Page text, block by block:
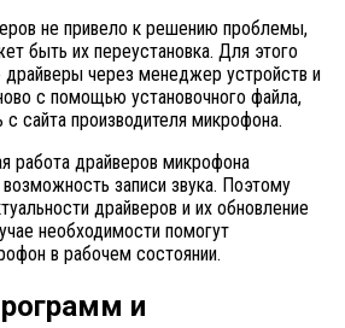
не привело к решению проблемы,
быть их переустановка. Для этого
драйверы через менеджер устройств и
с помощью установочного файла,
сайта производителя микрофона.
работа драйверов микрофона
записи звука. Поэтому
драйверов и их обновление
необходимости помогут
в рабочем состоянии.
и